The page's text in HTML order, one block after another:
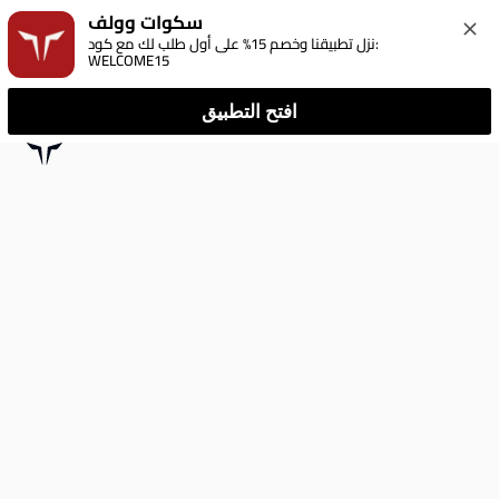
سكوات وولف
نزل تطبيقنا وخصم 15% على أول طلب لك مع كود:
WELCOME15
افتح التطبيق